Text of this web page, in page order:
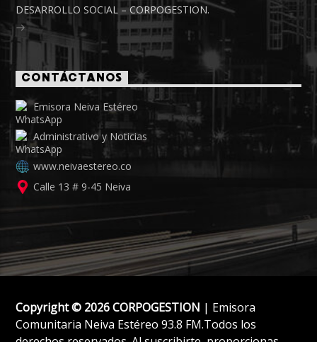
DESARROLLO SOCIAL – CORPOGESTION.
CONTÁCTANOS
Emisora Neiva Estéreo
Administrativo y Noticias
www.neivaestereo.co
Calle 13 # 9-45 Neiva
Copyright © 2026 CORPOGESTION | Emisora
Comunitaria Neiva Estéreo 93.8 FM.Todos los